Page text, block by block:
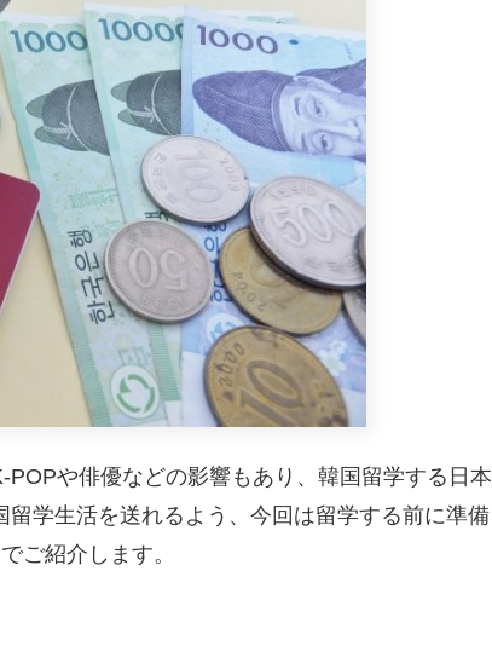
や俳優などの影響もあり、韓国留学する日本
学生活を送れるよう、今回は留学する前に準備
ご紹介します。